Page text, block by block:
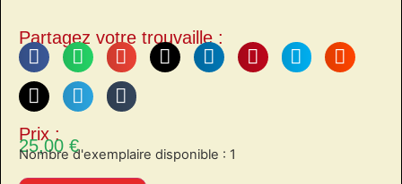
Partagez votre trouvaille :
Prix :
25,00 €
Nombre d'exemplaire disponible : 1